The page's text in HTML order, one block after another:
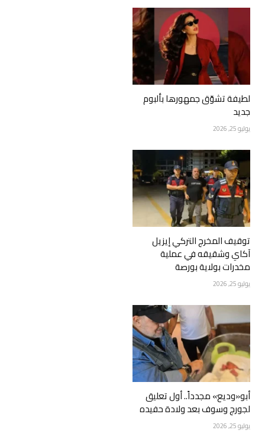
لطيفة تشوّق جمهورها بألبوم
جديد
يوليو 25, 2026
توقيف المخرج التركي إيزيل
آكاي وشقيقه في عملية
مخدرات بولاية بورصة
يوليو 25, 2026
أبو«وديع» مجدداً.. أول تعليق
لجورج وسوف بعد ولادة حفيده
يوليو 25, 2026